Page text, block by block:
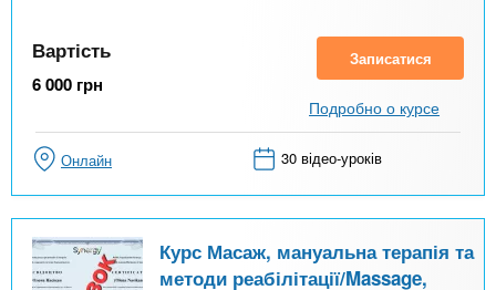
Вартість
6 000 грн
Записатися
Подробно о курсе
Онлайн 30 відео-уроків
Курс Масаж, мануальна терапія та
методи реабілітації/Massage,